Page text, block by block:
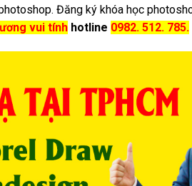
Đăng ký khóa học
vui tính hotline 0982. 512. 785.